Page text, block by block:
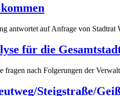
antwortet auf Anfrage von
für die
fragen nach Folgerungen der
Steigstraße/